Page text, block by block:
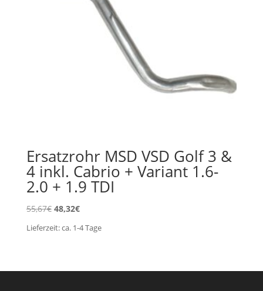
Ersatzrohr MSD VSD Golf 3 &
4 inkl. Cabrio + Variant 1.6-
2.0 + 1.9 TDI
55,67€ Ursprünglicher
48,32€Aktueller
Lieferzeit:ca. 1-4Tage